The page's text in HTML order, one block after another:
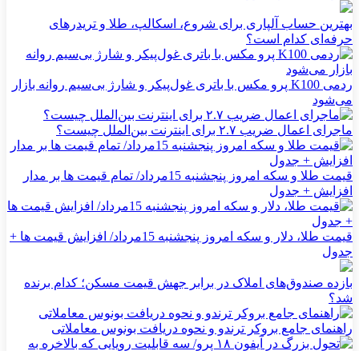
بهترین حساب آلپاری برای شروع، اسکالپ، طلا و تریدرهای
حرفه‌ای کدام است؟
ردمی K100 پرو مکس با باتری غول‌پیکر و شارژ بی‌سیم روانه بازار
می‌شود
ماجرای اعمال ضریب ۲.۷ برای اینترنت بین‌الملل چیست؟
قیمت طلا و سکه امروز پنجشنبه 15مرداد/ تمام قیمت ها بر مدار
افزایش + جدول
قیمت طلا، دلار و سکه امروز پنجشنبه 15مرداد/ افزایش قیمت ها +
جدول
بازده صندوق‌های املاک در برابر جهش قیمت مسکن؛ کدام برنده
شد؟
راهنمای جامع بروکر ترندو و نحوه دریافت بونوس معاملاتی